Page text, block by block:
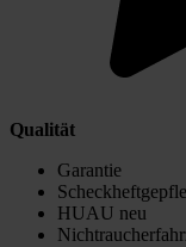
Qualität
Garantie
HUAU neu